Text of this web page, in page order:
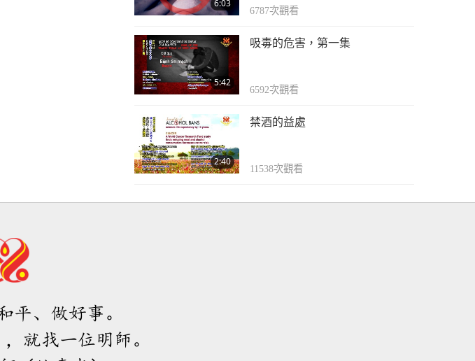
6:03
6787次觀看
5:42
吸毒的危害，第一集
6592次觀看
2:40
禁酒的益處
11538次觀看
平、做好事。
就找一位明師。